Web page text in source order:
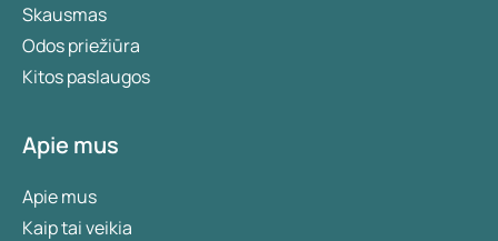
Skausmas
Odos priežiūra
Kitos paslaugos
Apie mus
Apie mus
Kaip tai veikia